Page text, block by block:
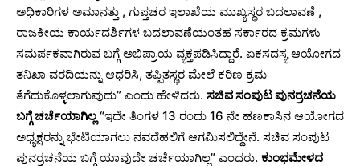
ಅಧಿಕಾರಿಗಳ ಅಮಾನತ್ತು , ಗುಪ್ತಚರ ಇಲಾಖೆಯ ಮುಖ್ಯಸ್ಥರ ಬದಲಾವಣೆ ,
ರಾಜಕೀಯ ಕಾರ್ಯದರ್ಶಿಗಳ ಬದಲಾವಣೆಯಂತಹ ಸರ್ಕಾರದ ಕ್ರಮಗಳು
ಸಮರ್ಪಕವಾಗಿರುವ ಬಗ್ಗೆ ಅಭಿಪ್ರಾಯ ವ್ಯಕ್ತಪಡಿಸಿದ್ದಾರೆ. ಏಕಸದಸ್ಯ ಆಯೋಗದ
ತನಿಖಾ ವರದಿಯನ್ನು ಆಧರಿಸಿ, ತಪ್ಪಿತಸ್ಥರ ಮೇಲೆ ಕಠಿಣ ಕ್ರಮ
ತೆಗೆದುಕೊಳ್ಳಲಾಗುವುದು” ಎಂದು ಹೇಳಿದರು. ಸಚಿವ ಸಂಪುಟ ಪುನರ್ರಚನೆಯ
ಬಗ್ಗೆ ಚರ್ಚೆಯಾಗಿಲ್ಲ “ಇದೇ ತಿಂಗಳ 13 ರಂದು 16 ನೇ ಹಣಕಾಸಿನ ಆಯೋಗದ
ಅಧ್ಯಕ್ಷರನ್ನು ಭೇಟಿಯಾಗಲು ನವದೆಹಲಿಗೆ ಆಗಮಿಸಲಿದ್ದೇನೆ. ಸಚಿವ ಸಂಪುಟ
ಪುನರ್ರಚನೆಯ ಬಗ್ಗೆ ಯಾವುದೇ ಚರ್ಚೆಯಾಗಿಲ್ಲ” ಎಂದರು. ಕುಂಭಮೇಳದ